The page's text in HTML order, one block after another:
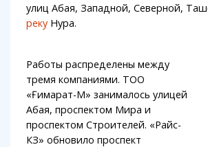
улиц Абая, Западной, Северной,
рекуНура.
Работы распределены между
тремя компаниями. ТОО
«Ғимарат-М» занималось улицей
Абая, проспектом Мира и
проспектом Строителей. «Райс-
КЗ» обновило проспект